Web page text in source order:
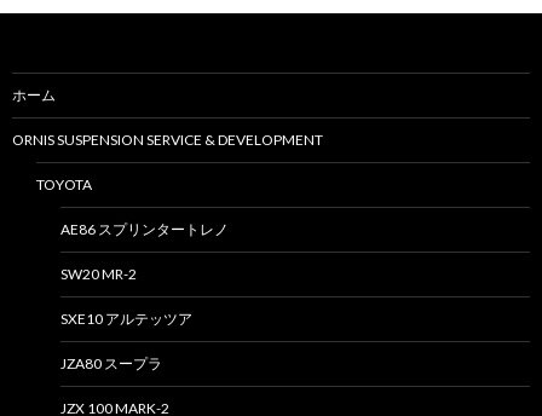
ホーム
ORNIS SUSPENSION SERVICE & DEVELOPMENT
TOYOTA
AE86 スプリンタートレノ
SW20 MR-2
SXE10 アルテッツア
JZA80 スープラ
JZX 100 MARK-2